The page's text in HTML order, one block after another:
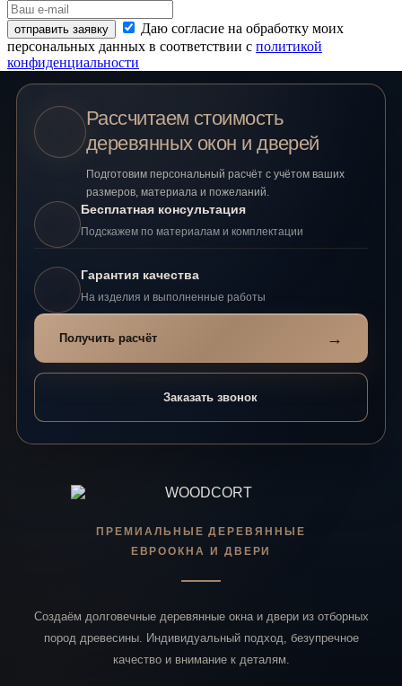
отправить заявку
Даю согласие на обработку моих
персональных данных в соответствии с политикой
конфиденциальности
Рассчитаем стоимость
деревянных окон и дверей
Подготовим персональный расчёт с учётом ваших
размеров, материала и пожеланий.
Бесплатная консультация
Подскажем по материалам и комплектации
Гарантия качества
На изделия и выполненные работы
Получить расчёт →
Заказать звонок
ПРЕМИАЛЬНЫЕ ДЕРЕВЯННЫЕ
ЕВРООКНА И ДВЕРИ
Создаём долговечные деревянные окна и двери из отборных
пород древесины. Индивидуальный подход, безупречное
качество и внимание к деталям.